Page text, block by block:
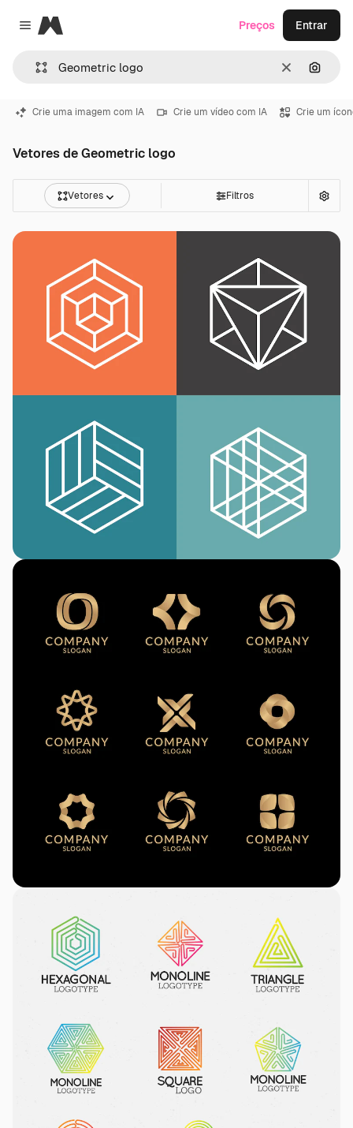
Close menu
Magnific
Limpar
Preços Entrar
Crie uma imagem com IA Crie um vídeo com IA Crie um
Vetores de Geometric logo
Vetores Filtros